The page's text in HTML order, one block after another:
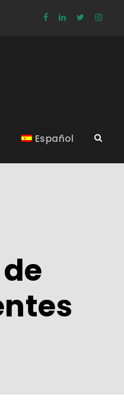
Español